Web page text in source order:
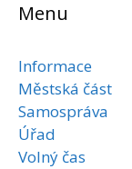
Menu
Informace
Městská část
Samospráva
Úřad
Volný čas